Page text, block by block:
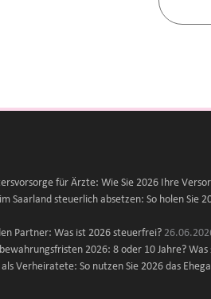
für Ärzte: Wie Sie 2026 Ihre
Saarland steuerlich absetzen: So holen Sie
Partner: Was ist 2026 steuerfrei?
2026: 8 oder 10 Jahre?
Verheiratete: So nutzen Sie 2026 das